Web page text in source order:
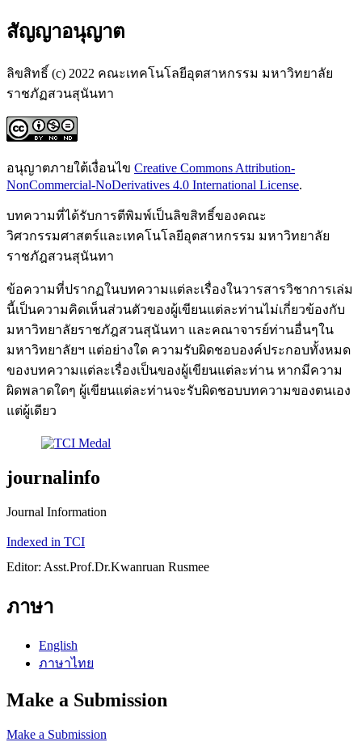
สัญญาอนุญาต
ลิขสิทธิ์ (c) 2022 คณะเทคโนโลยีอุตสาหกรรม มหาวิทยาลัย
ราชภัฏสวนสุนันทา
อนุญาตภายใต้เงื่อนไข Creative Commons Attribution-
NonCommercial-NoDerivatives 4.0 International License.
บทความที่ได้รับการตีพิมพ์เป็นลิขสิทธิ์ของคณะ
วิศวกรรมศาสตร์และเทคโนโลยีอุตสาหกรรม มหาวิทยาลัย
ราชภัฎสวนสุนันทา
ข้อความที่ปรากฏในบทความแต่ละเรื่องในวารสารวิชาการเล่ม
นี้เป็นความคิดเห็นส่วนตัวของผู้เขียนแต่ละท่านไม่เกี่ยวข้องกับ
มหาวิทยาลัยราชภัฎสวนสุนันทา และคณาจารย์ท่านอื่นๆใน
มหาวิทยาลัยฯ แต่อย่างใด ความรับผิดชอบองค์ประกอบทั้งหมด
ของบทความแต่ละเรื่องเป็นของผู้เขียนแต่ละท่าน หากมีความ
ผิดพลาดใดๆ ผู้เขียนแต่ละท่านจะรับผิดชอบบทความของตนเอง
แต่ผู้เดียว
journalinfo
Journal Information
Indexed in TCI
Editor: Asst.Prof.Dr.Kwanruan Rusmee
ภาษา
English
ภาษาไทย
Make a Submission
Make a Submission